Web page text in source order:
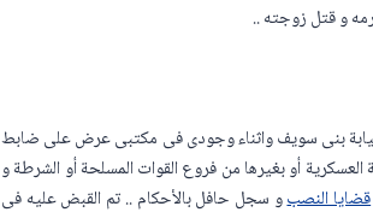
و قتل زوجته ..
بنى سويف واثناء وجودى فى مكتبى عرض على ضابط
أو بغيرها من فروع القوات المسلحة أو الشرطة و
قضايا النصبو سجل حافل بالأحكام .. تم القبض عليه فى